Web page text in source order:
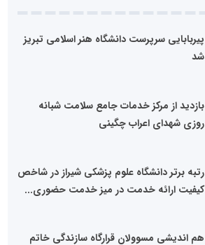
پیربابایی سرپرست دانشگاه هنر اسلامی تبریز
شد
بازدید از مرکز خدمات جامع سلامت شبانه
روزی شهدای اعراب چگینی
رتبه برتر دانشگاه علوم پزشکی شیراز در شاخص
کیفیت ارائه خدمت در میز خدمت حضوری...
هم اندیشی مسوولان قرارگاه سازندگی خاتم